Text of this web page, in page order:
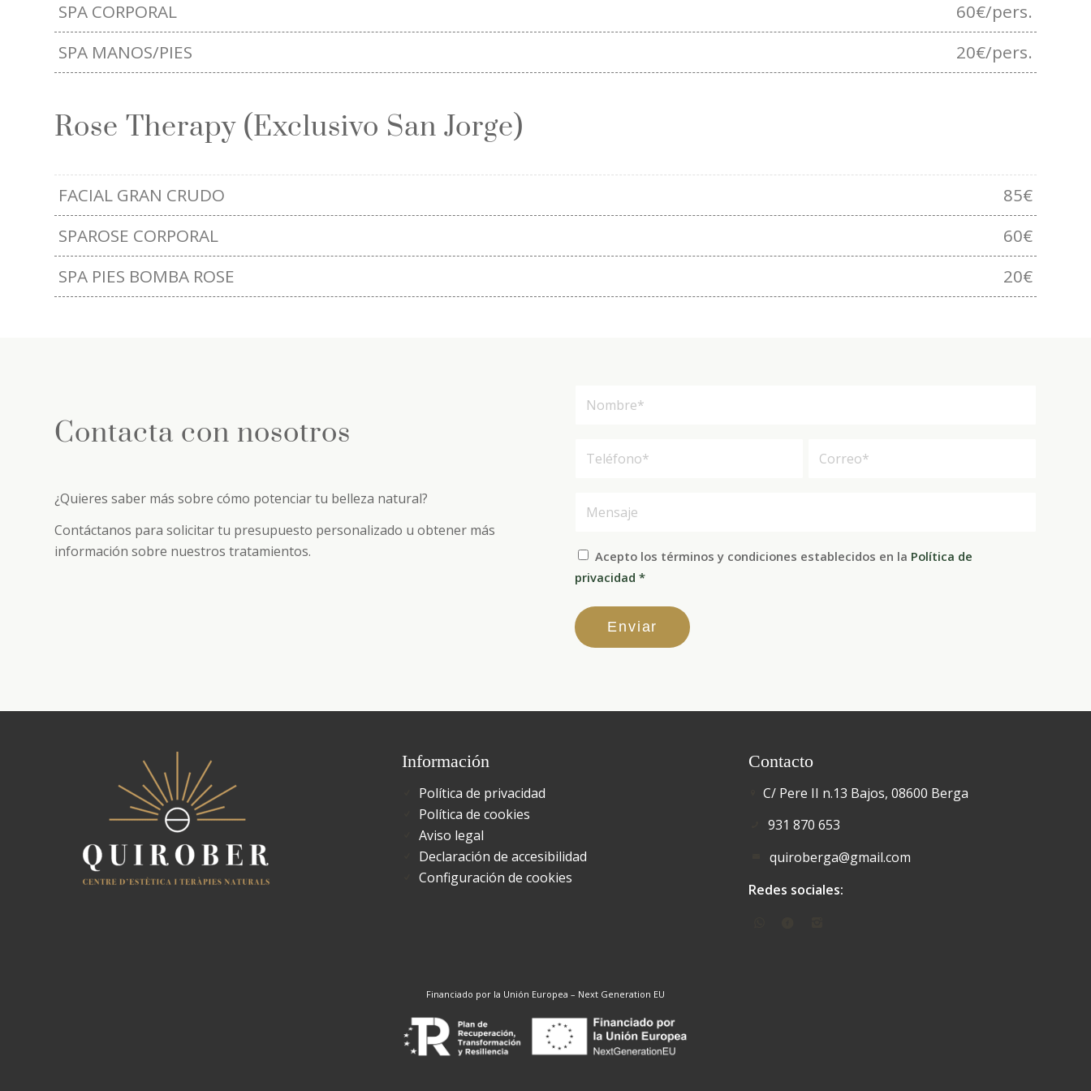
SPA CORPORAL
60€/pers.
SPA MANOS/PIES
20€/pers.
Rose Therapy (Exclusivo San Jorge)
FACIAL GRAN CRUDO
85€
SPAROSE CORPORAL
60€
SPA PIES BOMBA ROSE
20€
Contacta con nosotros
¿Quieres saber más sobre cómo potenciar tu belleza natural?
Contáctanos para solicitar tu presupuesto personalizado u obtener más
información sobre nuestros tratamientos.
Acepto los términos y condiciones establecidos en la Política de
privacidad *
Información
Política de privacidad
Política de cookies
Aviso legal
Declaración de accesibilidad
Configuración de cookies
Contacto
C/ Pere II n.13 Bajos, 08600 Berga
931 870 653
quiroberga@gmail.com
Redes sociales:
Financiado por la Unión Europea – Next Generation EU